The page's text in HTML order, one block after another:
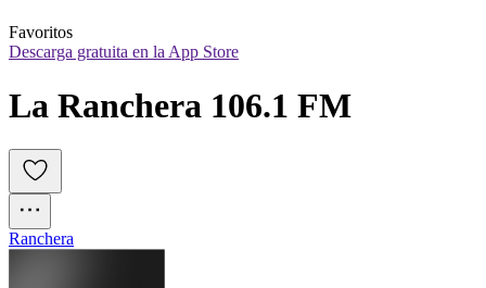
Favoritos
Descarga gratuita en la App Store
La Ranchera 106.1 FM
Ranchera